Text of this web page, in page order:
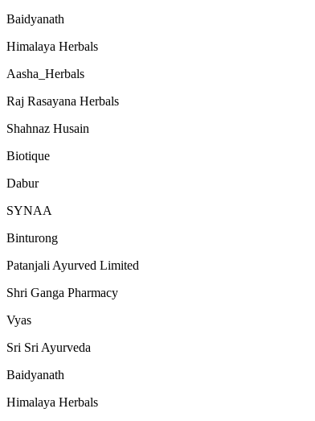
Baidyanath
Himalaya Herbals
Aasha_Herbals
Raj Rasayana Herbals
Shahnaz Husain
Biotique
Dabur
SYNAA
Binturong
Patanjali Ayurved Limited
Shri Ganga Pharmacy
Vyas
Sri Sri Ayurveda
Baidyanath
Himalaya Herbals